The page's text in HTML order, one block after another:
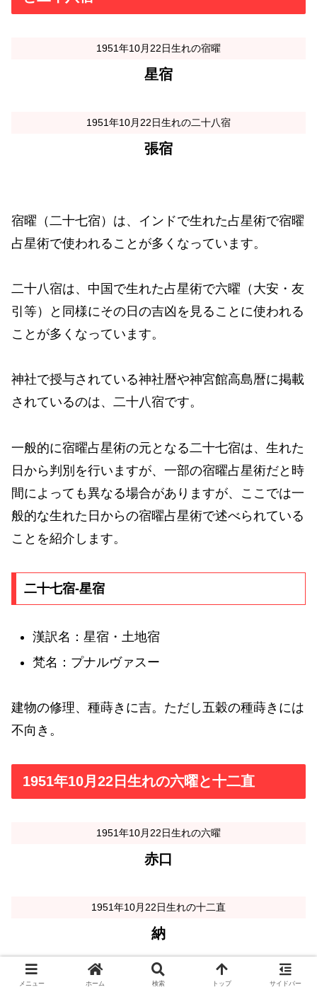
1951年10月22日生れの宿曜
星宿
1951年10月22日生れの二十八宿
張宿
宿曜（二十七宿）は、インドで生れた占星術で宿曜
占星術で使われることが多くなっています。
二十八宿は、中国で生れた占星術で六曜（大安・友
引等）と同様にその日の吉凶を見ることに使われる
ことが多くなっています。
神社で授与されている神社暦や神宮館高島暦に掲載
されているのは、二十八宿です。
一般的に宿曜占星術の元となる二十七宿は、生れた
日から判別を行いますが、一部の宿曜占星術だと時
間によっても異なる場合がありますが、ここでは一
般的な生れた日からの宿曜占星術で述べられている
ことを紹介します。
二十七宿-星宿
漢訳名：星宿・土地宿
梵名：プナルヴァスー
建物の修理、種蒔きに吉。ただし五穀の種蒔きには
不向き。
1951年10月22日生れの六曜と十二直
1951年10月22日生れの六曜
赤口
1951年10月22日生れの十二直
納
メニュー ホーム 検索 トップ サイドバー